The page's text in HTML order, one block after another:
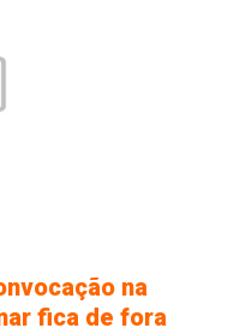
na
fica de fora